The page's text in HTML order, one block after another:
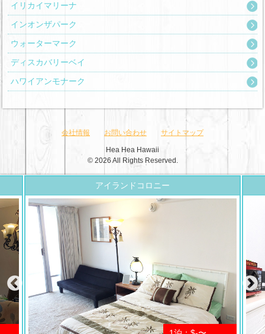
イリカイマリーナ
インオンザパーク
ウォーターマーク
ディスカバリーベイ
ハワイアンモナーク
会社情報 お問い合わせ サイトマップ
Hea Hea Hawaii
© 2026 All Rights Reserved.
アイランドコロニー